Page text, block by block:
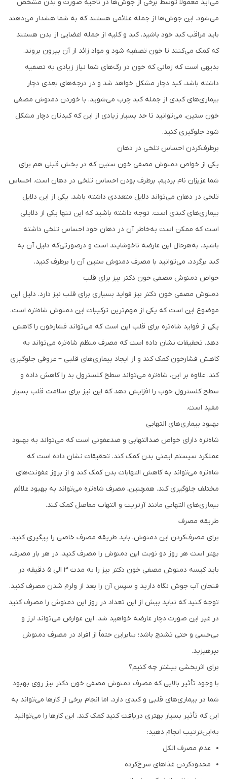
می‌آید معمولاً توسط برخی از جوش‌ها در ناحیه صورت و بدن مشخص
می‌شود. این جوش‌ها از جمله علائمی هستند که به شما هشدار می‌دهند
باید مراقب کبد خود باشید. کبد و کلیه از جمله اعضایی از بدن هستند
که کمک می‌کنند تا خون تصفیه شود و مواد زائد از آن بیرون بروند.
بدیهی است که زمانی که خون در رگ‌های شما نیاز زیادی به تصفیه
داشته باشد، کبد دچار مشکل خواهد شد و در درجه‌های بعدی دچار
بیماری‌های کبدی از جمله کبد چرب می‌شوید. با خوردن دمنوش مصفی
خون ستین، می‌توانید تا حد بسیار زیادی از این که کبدتان دچار مشکل
شود جلوگیری کنید.
برطرف‌کردن احساس تلخی در دهان
یکی از خواص دمنوش مصفی خون ستین که در بخش قبلی هم برای
شما عزیزان نام بردیم، برطرف بودن احساس تلخی در دهان است. احساس
تلخی در دهان می‌تواند دلایل متعددی داشته باشد. یکی از این دلایل
بیماری‌های کبدی است. توجه داشته باشید که این تنها یکی از دلایلی
است که ممکن است به‌خاطر آن در دهان خود احساس تلخی داشته
باشید. به‌هرحال این عارضه ناخوشایند است و درصورتی‌که دلیل آن به
کبد برگردد، می‌توانید با مصرف دمنوش ستین آن را برطرف کنید.
خواص دمنوش مصفی خون دکتر بیز برای قلب
دمنوش مصفی خون دکتر بیز فواید بسیاری برای قلب نیز دارد. دلیل این
موضوع این است که یکی از مهم‌ترین ترکیبات این دمنوش شاه‌تره است.
یکی از فواید شاه‌تره برای قلب این است که می‌تواند فشارخون را کاهش
دهد. تحقیقات نشان داده است که مصرف منظم شاه‌تره می‌تواند به
کاهش فشارخون کمک کند و از ایجاد بیماری‌های قلبی – عروقی جلوگیری
کند. علاوه بر این، شاه‌تره می‌تواند سطح کلسترول بد را کاهش داده و
سطح کلسترول خوب را افزایش دهد که این نیز برای سلامت قلب بسیار
مفید است.
بهبود بیماری‌های التهابی
شاه‌تره دارای خواص ضدالتهابی و ضدعفونی است که می‌تواند به بهبود
عملکرد سیستم ایمنی بدن کمک کند. تحقیقات نشان داده است که
شاه‌تره می‌تواند به کاهش التهابات بدن کمک کند و از بروز عفونت‌های
مختلف جلوگیری کند. همچنین، مصرف شاه‌تره می‌تواند به بهبود علائم
بیماری‌های التهابی مانند آرتریت و التهاب مفاصل کمک کند.
طریقه مصرف
برای مصرف‌کردن این دمنوش، باید طریقه مصرف خاصی را پیگیری کنید.
بهتر است هر روز دو نوبت این دمنوش را مصرف کنید. در هر بار مصرف،
باید کیسه دمنوش مصفی خون دکتر بیز را به مدت ۳ الی ۵ دقیقه در
فنجان آب جوش نگاه دارید و سپس آن را بعد از ولرم شدن مصرف کنید.
توجه کنید که نباید بیش از این تعداد در روز این دمنوش را مصرف کنید
در غیر این صورت دچار عارضه خواهید شد. این عوارض می‌تواند لرز و
بی‌حسی و حتی تشنج باشد؛ بنابراین حتماً از افراد در مصرف دمنوش
بپرهیزید.
برای اثربخشی بیشتر چه کنیم؟
با وجود تأثیر بالایی که مصرف دمنوش مصفی خون دکتر بیز روی بهبود
شما در بیماری‌های قلبی و کبدی دارد، اما انجام برخی از کارها می‌تواند به
این که تأثیر بسیار بهتری دریافت کنید کمک کند. این کارها را می‌توانید
به‌این‌ترتیب انجام دهید:
عدم مصرف الکل
محدودکردن غذاهای سرخ‌کرده